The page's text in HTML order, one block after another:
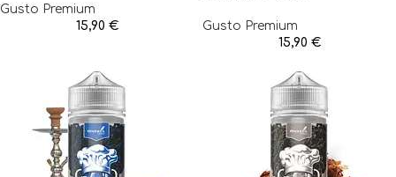
Gusto Premium
15,90 €
Gusto Premium
15,90 €